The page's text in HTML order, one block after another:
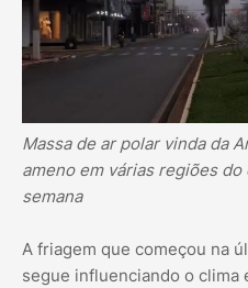
Massa de ar polar vinda da
ameno em várias regiões
semana
A friagem que começou na
segue influenciando o clima